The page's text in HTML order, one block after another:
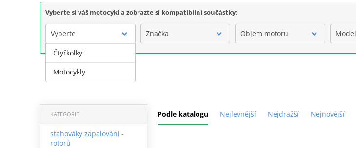
Vyberte si váš motocykl a zobrazte si kompatibilní součástky:
Vyberte Značka Objem motoru Model
Podle katalogu Nejlevnější Nejdražší Nejnovější
KATEGORIE
stahováky zapalování -
rotorů
Čtyřkolky
Motocykly